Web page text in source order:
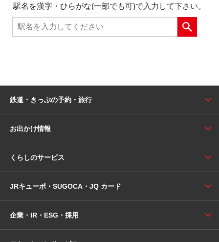
駅名を漢字・ひらがな(一部でも可)で入力して下さい。
鉄道・きっぷの予約・旅行
お出かけ情報
くらしのサービス
JRキューポ・SUGOCA・JQ カード
企業・IR・ESG・採用